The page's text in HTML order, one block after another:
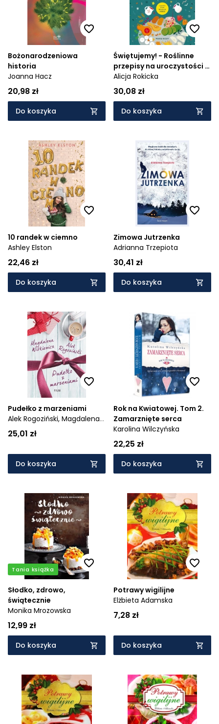
Bożonarodzeniowa
historia
Joanna Hacz
20,98 zł
Do koszyka
Świętujemy! - Roślinne
przepisy na uroczystości i
święta
Alicja Rokicka
30,08 zł
Do koszyka
10 randek w ciemno
Ashley Elston
22,46 zł
Do koszyka
Zimowa Jutrzenka
Adrianna Trzepiota
30,41 zł
Do koszyka
Pudełko z marzeniami
Alek Rogoziński, Magdalena
Witkiewicz
25,01 zł
Do koszyka
Rok na Kwiatowej. Tom 2.
Zamarznięte serca
Karolina Wilczyńska
22,25 zł
Do koszyka
Tania książka
Słodko, zdrowo,
świątecznie
Monika Mrozowska
12,99 zł
Do koszyka
Potrawy wigilijne
Elżbieta Adamska
7,28 zł
Do koszyka